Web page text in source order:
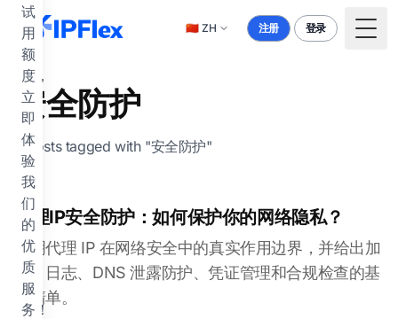
试
用
额
度，
立
即
体
验
我
们
的
优
质
服
务！
跳到主要内容
🇨🇳 ZH 注册 登录
安全防护
2 posts tagged with "安全防护"
代理IP安全防护：如何保护你的网络隐私？
说明代理 IP 在网络安全中的真实作用边界，并给出加
密、日志、DNS 泄露防护、凭证管理和合规检查的基
础清单。